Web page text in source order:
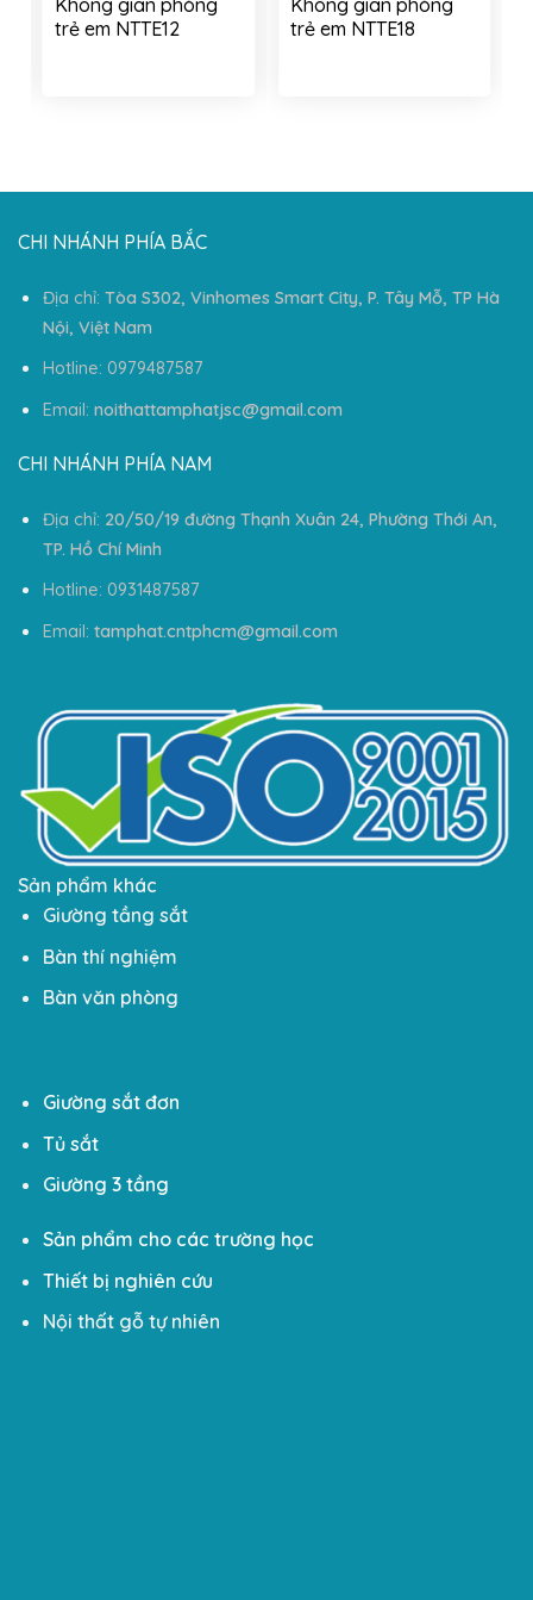
trẻ em NTTE12
trẻ em NTTE18
CHI NHÁNH PHÍA BẮC
Địa chỉ: Tòa S302, Vinhomes Smart City, P. Tây Mỗ, TP Hà
Nội, Việt Nam
Hotline: 0979487587
Email: noithattamphatjsc@gmail.com
CHI NHÁNH PHÍA NAM
Địa chỉ: 20/50/19 đường Thạnh Xuân 24, Phường Thới An,
TP. Hồ Chí Minh
Hotline: 0931487587
Email: tamphat.cntphcm@gmail.com
Sản phẩm khác
Giường tầng sắt
Bàn thí nghiệm
Bàn văn phòng
Giường sắt đơn
Tủ sắt
Giường 3 tầng
Sản phẩm cho các trường học
Thiết bị nghiên cứu
Nội thất gỗ tự nhiên